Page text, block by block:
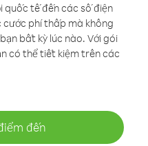
quốc tế đến các số điện
cước phí thấp mà không
bất kỳ lúc nào. Với gói
có thể tiết kiệm trên các
đến